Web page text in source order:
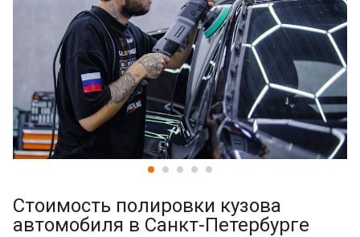
Стоимость полировки кузова
автомобиля в Санкт-Петербурге